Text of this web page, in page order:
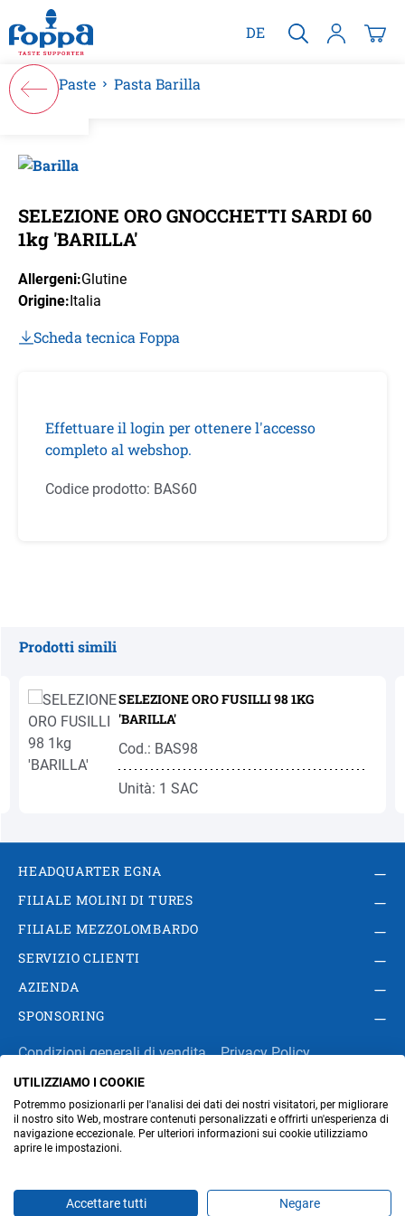
principale
DE
Paste Pasta Barilla
SELEZIONE ORO GNOCCHETTI SARDI 60
1kg 'BARILLA'
Allergeni:Glutine
Origine:Italia
Scheda tecnica Foppa
Effettuare il login per ottenere l'accesso
completo al webshop.
Codice prodotto: BAS60
Prodotti simili
SELEZIONE ORO FUSILLI 98 1KG
'BARILLA'
Cod.: BAS98
Unità: 1 SAC
HEADQUARTER EGNA
FILIALE MOLINI DI TURES
FILIALE MEZZOLOMBARDO
SERVIZIO CLIENTI
AZIENDA
SPONSORING
Condizioni generali di vendita
Privacy Policy
Impressum
Modifica impostazioni dei cookie
Amministrazione
UTILIZZIAMO I COOKIE
Potremmo posizionarli per l'analisi dei dati dei nostri visitatori, per migliorare
il nostro sito Web, mostrare contenuti personalizzati e offrirti un'esperienza di
navigazione eccezionale. Per ulteriori informazioni sui cookie utilizziamo
aprire le impostazioni.
Accettare tutti Negare